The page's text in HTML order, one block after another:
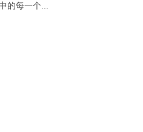
的每一个...